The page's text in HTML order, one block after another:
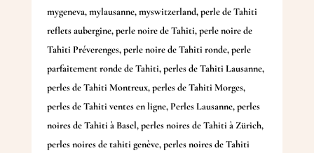
mygeneva,mylausanne,myswitzerland,perle de Tahiti
reflets aubergine,perle noire de Tahiti,perle noire de
Tahiti Préverenges,perle noire de Tahiti ronde,perle
parfaitement ronde de Tahiti,perles de Tahiti Lausanne,
perles de Tahiti Montreux,perles de Tahiti Morges,
perles de Tahiti ventes en ligne,Perles Lausanne,perles
noires de Tahiti à Basel,perles noires de Tahiti à Zürich,
perles noires de tahiti genève,perles noires de Tahiti